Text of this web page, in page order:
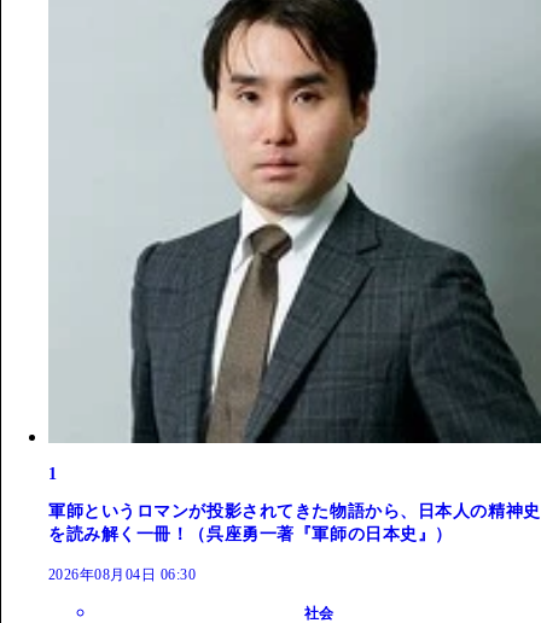
1
軍師というロマンが投影されてきた物語から、日本人の精神史
を読み解く一冊！（呉座勇一著『軍師の日本史』）
2026年08月04日 06:30
社会